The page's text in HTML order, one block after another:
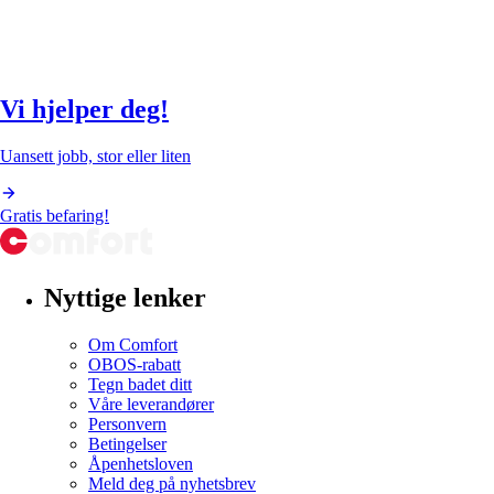
Vi hjelper deg!
Uansett jobb, stor eller liten
Gratis befaring!
Nyttige lenker
Om Comfort
OBOS-rabatt
Tegn badet ditt
Våre leverandører
Personvern
Betingelser
Åpenhetsloven
Meld deg på nyhetsbrev